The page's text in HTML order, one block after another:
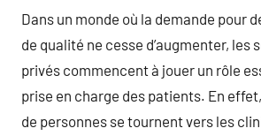
Dans un monde où la demande pour
de qualité ne cesse d’augmenter, les
privés commencent à jouer un rôle
prise en charge des patients. En
de personnes se tournent vers les